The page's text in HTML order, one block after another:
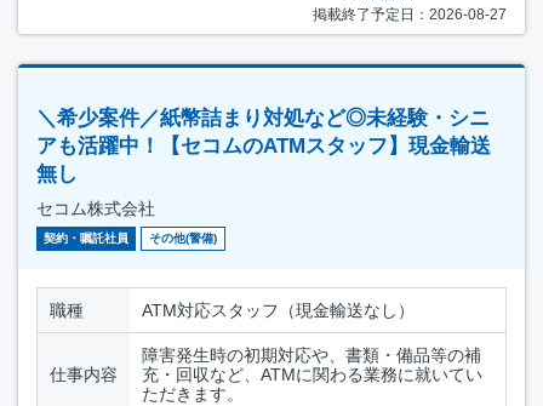
掲載終了予定日：2026-08-27
＼希少案件／紙幣詰まり対処など◎未経験・シニ
アも活躍中！【セコムのATMスタッフ】現金輸送
無し
セコム株式会社
契約・嘱託社員 その他(警備)
職種 ATM対応スタッフ（現金輸送なし）
仕事内容
障害発生時の初期対応や、書類・備品等の補
充・回収など、ATMに関わる業務に就いてい
ただきます。